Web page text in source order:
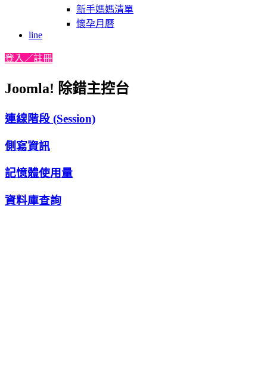
新手媽媽清單
懷孕月曆
line
登入／註冊
Joomla! 除錯主控台
連線階段 (Session)
側寫資訊
記憶體使用量
資料庫查詢